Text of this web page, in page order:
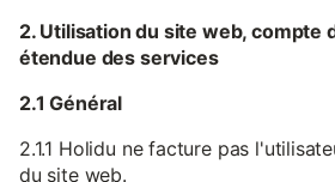
2. Utilisation du site web, compte
étendue des services
2.1 Général
2.1.1 Holidu ne facture pas
du site web.